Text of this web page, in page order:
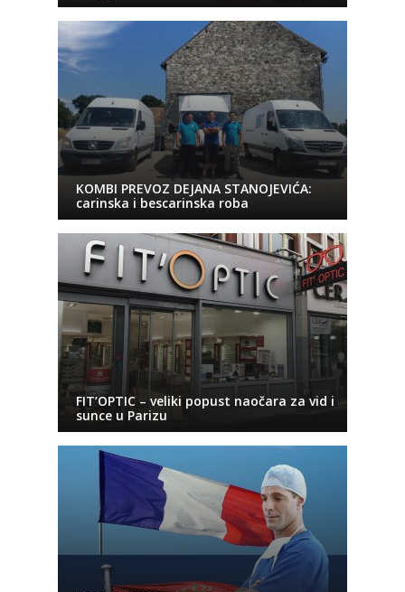
KOMBI PREVOZ DEJANA STANOJEVIĆA:
carinska i bescarinska roba
FIT’OPTIC – veliki popust naočara za vid i
sunce u Parizu